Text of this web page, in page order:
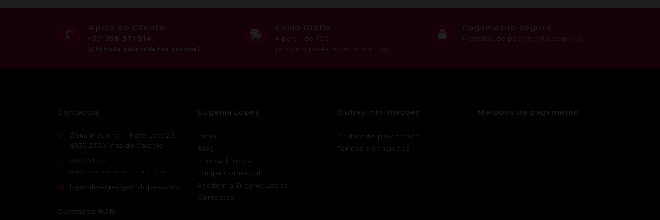
Apoio ao Cliente
+351 258 371 314
Envio Grátis
A partir de 75€
Também pode levantar em Loja
Pagamento seguro
Métodos de pagamento seguros
Contactos
Zona Industrial II Fase Lote 26,
4935-232 Viana do Castelo
258 371 314
lojaonline@eugenialopes.com
Contacto B2B
Eugénia Lopes
Início
Blog
A nossa história
Equipa Comercial
Academia Eugénia Lopes
Contactos
Outras informações
Política de privacidade
Termos e condições
Métodos de pagamento